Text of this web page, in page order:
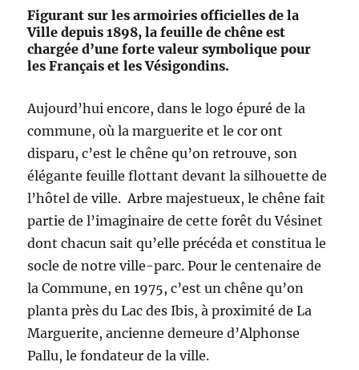
Figurant sur les armoiries officielles de la
Ville depuis 1898, la feuille de chêne est
chargée d’une forte valeur symbolique pour
les Français et les Vésigondins.
Aujourd’hui encore, dans le logo épuré de la
commune, où la marguerite et le cor ont
disparu, c’est le chêne qu’on retrouve, son
élégante feuille flottant devant la silhouette de
l’hôtel de ville. Arbre majestueux, le chêne fait
partie de l’imaginaire de cette forêt du Vésinet
dont chacun sait qu’elle précéda et constitua le
socle de notre ville-parc. Pour le centenaire de
la Commune, en 1975, c’est un chêne qu’on
planta près du Lac des Ibis, à proximité de La
Marguerite, ancienne demeure d’Alphonse
Pallu, le fondateur de la ville.